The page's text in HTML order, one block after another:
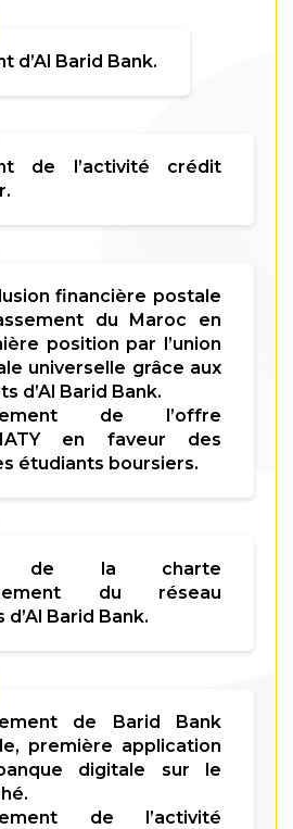
d’Al Barid Bank.
de l’activité crédit
financière postale
du Maroc en
position par l’union
universelle grâce aux
d’Al Barid Bank.
de l’offre
en faveur des
étudiants boursiers.
de la charte
du réseau
d’Al Barid Bank.
de Barid Bank
première application
digitale sur le
de l’activité